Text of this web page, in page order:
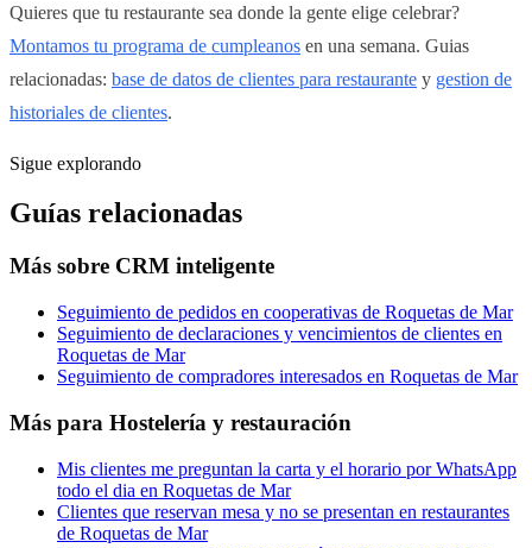
Quieres que tu restaurante sea donde la gente elige celebrar?
Montamos tu programa de cumpleanos en una semana. Guias
relacionadas: base de datos de clientes para restaurante y gestion de
historiales de clientes.
Sigue explorando
Guías relacionadas
Más sobre CRM inteligente
Seguimiento de pedidos en cooperativas de Roquetas de Mar
Seguimiento de declaraciones y vencimientos de clientes en
Roquetas de Mar
Seguimiento de compradores interesados en Roquetas de Mar
Más para Hostelería y restauración
Mis clientes me preguntan la carta y el horario por WhatsApp
todo el dia en Roquetas de Mar
Clientes que reservan mesa y no se presentan en restaurantes
de Roquetas de Mar